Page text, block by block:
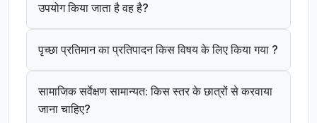
उपयोग किया जाता है वह है?
पृच्छा प्रतिमान का प्रतिपादन किस विषय के लिए किया गया ?
सामाजिक सर्वेक्षण सामान्यत: किस स्तर के छात्रों से करवाया
जाना चाहिए?